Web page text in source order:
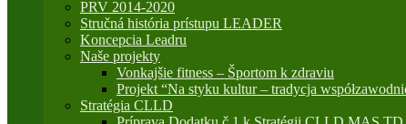
PRV 2014-2020
Stručná história prístupu LEADER
Koncepcia Leadru
Naše projekty
Vonkajšie fitness – Športom k zdraviu
Projekt “Na styku kultur – tradycja
Stratégia CLLD